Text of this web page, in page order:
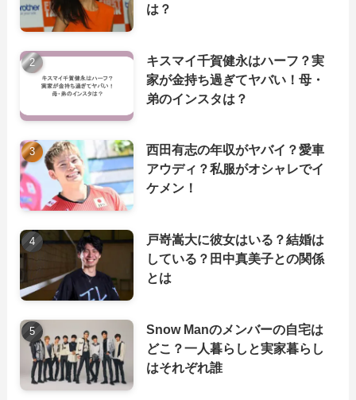
は？
キスマイ千賀健永はハーフ？実
家が金持ち過ぎてヤバい！母・
弟のインスタは？
西田有志の年収がヤバイ？愛車
アウディ？私服がオシャレでイ
ケメン！
戸嵜嵩大に彼女はいる？結婚は
している？田中真美子との関係
とは
Snow Manのメンバーの自宅は
どこ？一人暮らしと実家暮らし
はそれぞれ誰